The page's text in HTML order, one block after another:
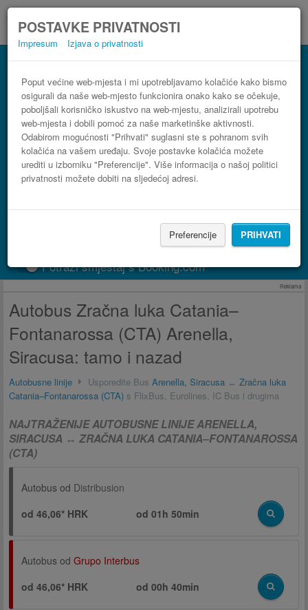
POSTAVKE PRIVATNOSTI
Impresum Izjava o privatnosti
Poput većine web-mjesta i mi upotrebljavamo kolačiće kako bismo
osigurali da naše web-mjesto funkcionira onako kako se očekuje,
poboljšali korisničko iskustvo na web-mjestu, analizirali upotrebu
web-mjesta i dobili pomoć za naše marketinške aktivnosti.
Odabirom mogućnosti "Prihvati" suglasni ste s pohranom svih
kolačića na vašem uređaju. Svoje postavke kolačića možete
urediti u izborniku "Preferencije". Više informacija o našoj politici
privatnosti možete dobiti na sljedećoj adresi.
Preferencije PRIHVATI
Autobus Arenella, Siracusa Zračna luka
Catania–Fontanarossa (CTA)
3 koraka do najpovoljnije autobusne karte
PRONAĐI LINIJU
Potraži smještaj s Booking.com
Reklama
Autobus Zračna luka Catania–
Fontanarossa (CTA) Arenella,
Siracusa: tamo i nazad
Autobusne linije Usporedite Bus Arenella, Siracusa ↔ Zračna luka
Catania–Fontanarossa (CTA) s FlixBus, Eurolines, IC Bus i drugima
NAJTRAŽENIJE AUTOBUSNE LINIJE ARENELLA,
SIRACUSA ↔ ZRAČNA LUKA CATANIA–FONTANAROSSA
(CTA)
Autobus od Distribusion
od 46,06* HRK
od01h 50min
Autobus od Grupo Interbus
od 46,06* HRK
od00h 40min